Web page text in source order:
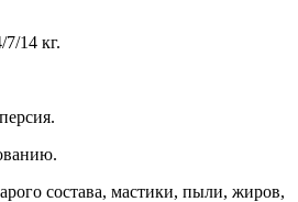
14 кг.
состава, мастики, пыли, жиров,